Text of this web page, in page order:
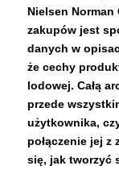
Nielsen Norman
zakupów jest
danych w
że cechy
lodowej. Całą
przede
użytkownika,
połączenie jej z
się, jak tworzyć